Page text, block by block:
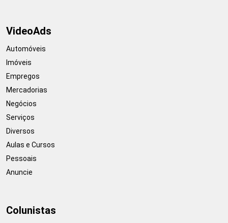
VideoAds
Automóveis
Imóveis
Empregos
Mercadorias
Negócios
Serviços
Diversos
Aulas e Cursos
Pessoais
Anuncie
Colunistas